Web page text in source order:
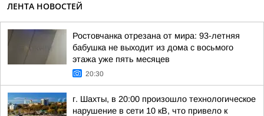
ЛЕНТА НОВОСТЕЙ
Ростовчанка отрезана от мира: 93-летняя
бабушка не выходит из дома с восьмого
этажа уже пять месяцев
20:30
г. Шахты, в 20:00 произошло технологическое
нарушение в сети 10 кВ, что привело к